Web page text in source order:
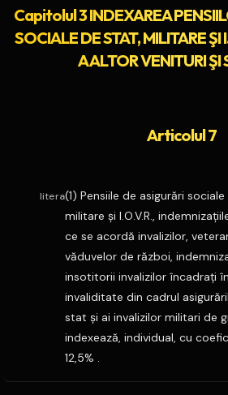
Capitolul 3 INDEXAREA
SOCIALE DE STAT, MILITARE ŞI
A ALTOR VENITURI ŞI
Articolul 7
litera(1) Pensiile de asigurări
militare şi I.O.V.R.,
ce se acordă invalizilor,
văduvelor de război,
insotitorii invalizilor încadraţi
invaliditate din cadrul
stat şi ai invalizilor militari de
indexează, individual, cu
12,5% .